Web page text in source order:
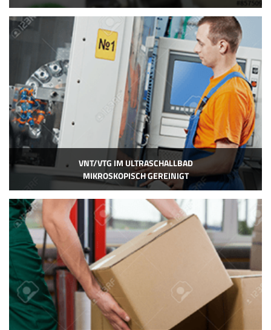
VNT/VTG IM ULTRASCHALLBAD
MIKROSKOPISCH GEREINIGT